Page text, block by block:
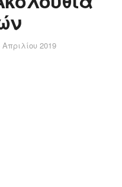
Απριλίου 2019